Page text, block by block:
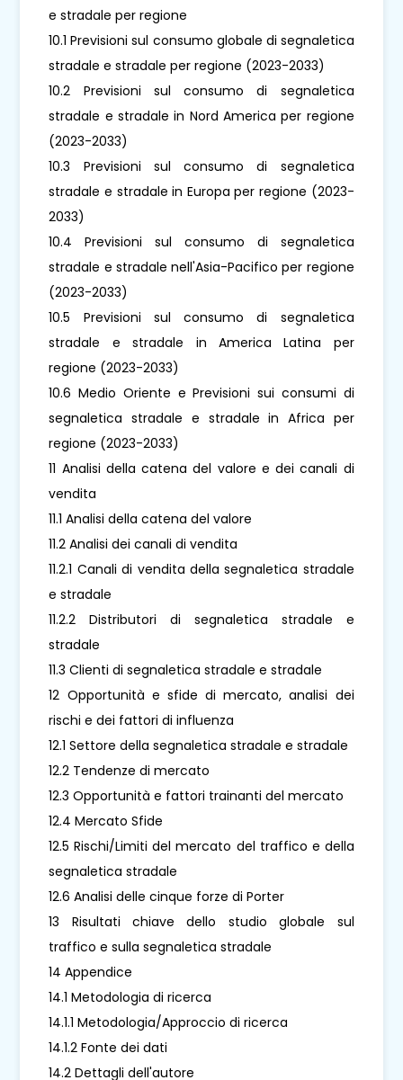
e stradale per regione
10.1 Previsioni sul consumo globale di segnaletica
stradale e stradale per regione (2023-2033)
10.2 Previsioni sul consumo di segnaletica
stradale e stradale in Nord America per regione
(2023-2033)
10.3 Previsioni sul consumo di segnaletica
stradale e stradale in Europa per regione (2023-
2033)
10.4 Previsioni sul consumo di segnaletica
stradale e stradale nell'Asia-Pacifico per regione
(2023-2033)
10.5 Previsioni sul consumo di segnaletica
stradale e stradale in America Latina per
regione (2023-2033)
10.6 Medio Oriente e Previsioni sui consumi di
segnaletica stradale e stradale in Africa per
regione (2023-2033)
11 Analisi della catena del valore e dei canali di
vendita
11.1 Analisi della catena del valore
11.2 Analisi dei canali di vendita
11.2.1 Canali di vendita della segnaletica stradale
e stradale
11.2.2 Distributori di segnaletica stradale e
stradale
11.3 Clienti di segnaletica stradale e stradale
12 Opportunità e sfide di mercato, analisi dei
rischi e dei fattori di influenza
12.1 Settore della segnaletica stradale e stradale
12.2 Tendenze di mercato
12.3 Opportunità e fattori trainanti del mercato
12.4 Mercato Sfide
12.5 Rischi/Limiti del mercato del traffico e della
segnaletica stradale
12.6 Analisi delle cinque forze di Porter
13 Risultati chiave dello studio globale sul
traffico e sulla segnaletica stradale
14 Appendice
14.1 Metodologia di ricerca
14.1.1 Metodologia/Approccio di ricerca
14.1.2 Fonte dei dati
14.2 Dettagli dell'autore